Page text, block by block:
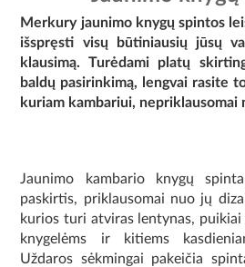
Merkury jaunimo knygų spintos
išspręsti visų būtiniausių jūsų
klausimą. Turėdami platų
baldų pasirinkimą, lengvai rasite
kuriam kambariui, nepriklausomai
Jaunimo kambario knygų
paskirtis, priklausomai nuo jų
kurios turi atviras lentynas, puikiai
knygelėms ir kitiems
Uždaros sėkmingai pakeičia